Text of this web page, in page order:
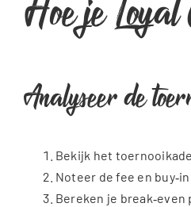
Hoe je Loyal
Analyseer de
Bekijk het
Noteer de fee en
Bereken je